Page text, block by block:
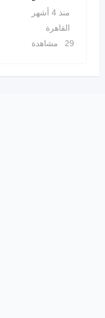
منذ 4 أشهر
القاهرة
29 مشاهدة